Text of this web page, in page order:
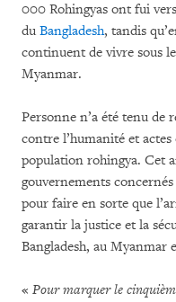
000 Rohingyas ont fui
du Bangladesh, tandis
continuent de vivre sous
Myanmar.
Personne n’a été tenu de
contre l’humanité et
population rohingya. Cet
gouvernements
pour faire en sorte que
garantir la justice et la
Bangladesh, au Myanmar
« Pour marquer le